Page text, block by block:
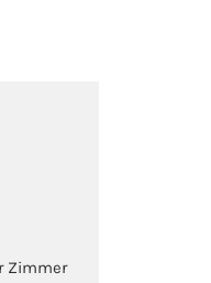
Zimmer